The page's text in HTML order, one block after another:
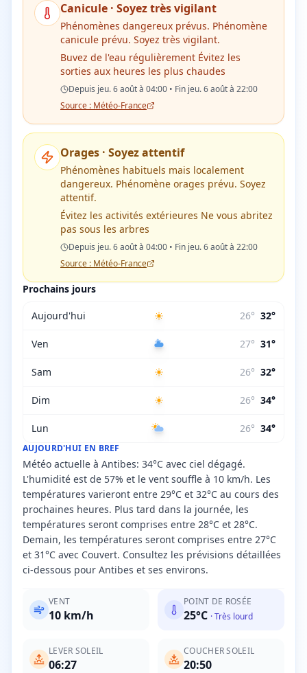
AUJOURD'HUI EN BREF
Météo actuelle à Antibes: 34°C avec ciel dégagé.
L'humidité est de 57% et le vent souffle à 10 km/h. Les
températures varieront entre 29°C et 32°C au cours des
prochaines heures. Plus tard dans la journée, les
températures seront comprises entre 28°C et 28°C.
Demain, les températures seront comprises entre 27°C
et 31°C avec Couvert. Consultez les prévisions détaillées
ci-dessous pour Antibes et ses environs.
VENT
10 km/h
POINT DE ROSÉE
25°C ·Très lourd
LEVER SOLEIL
06:27
COUCHER SOLEIL
20:50
Canicule · Soyez très vigilant
Phénomènes dangereux prévus. Phénomène
canicule prévu. Soyez très vigilant.
Buvez de l'eau régulièrement Évitez les
sorties aux heures les plus chaudes
Depuis jeu. 6 août à 04:00 • Fin jeu. 6 août à 22:00
Source : Météo-France
Orages · Soyez attentif
Phénomènes habituels mais localement
dangereux. Phénomène orages prévu. Soyez
attentif.
Évitez les activités extérieures Ne vous abritez
pas sous les arbres
Depuis jeu. 6 août à 04:00 • Fin jeu. 6 août à 22:00
Source : Météo-France
Prochains jours
Aujourd'hui 26° 32°
Ven 27° 31°
Sam 26° 32°
Dim 26° 34°
Lun 26° 34°